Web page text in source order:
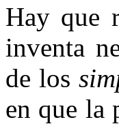
Hay que
inventa
de los
en que la